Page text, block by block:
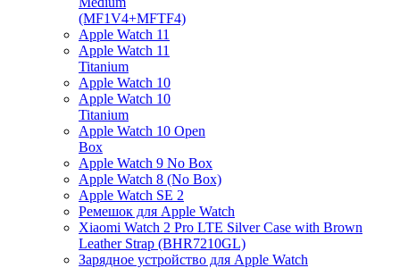
(MF1V4+MFTF4)
Apple Watch 11
Apple Watch 11
Titanium
Apple Watch 10
Apple Watch 10
Titanium
Apple Watch 10 Open
Box
Apple Watch 9 No Box
Apple Watch 8 (No Box)
Apple Watch SE 2
Ремешок для Apple Watch
Xiaomi Watch 2 Pro LTE Silver Case with Brown
Leather Strap (BHR7210GL)
Зарядное устройство для Apple Watch